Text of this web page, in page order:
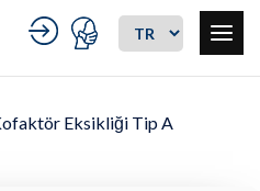
Eksikliği Tip A